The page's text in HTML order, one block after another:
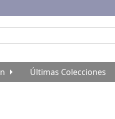
Últimas Colecciones